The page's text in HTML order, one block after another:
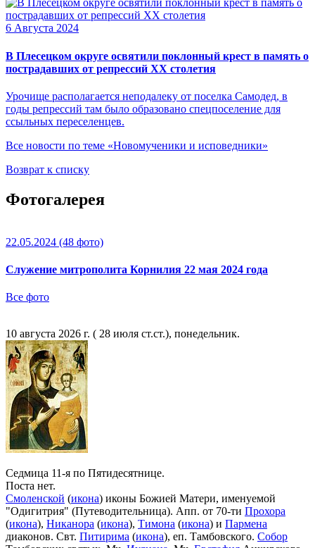
6 Августа 2024
В Плесецком округе освятили поклонный крест в память о
пострадавших от репрессий XX столетия
Урочище располагается неподалеку от поселка Самодед, в
годы репрессий там было образовано спецпоселение для
ссыльных переселенцев.
Все новости по теме «Новомученики и исповедники»
Возврат к списку
Фотогалерея
22.05.2024 (48 фото)
Служение митрополита Корнилия 22 мая 2024 года
Все фото
10 августа 2026 г. ( 28 июля ст.ст.), понедельник.
Седмица 11-я по Пятидесятнице.
Поста нет.
Смоленской (икона) иконы Божией Матери, именуемой
"Одигитрия" (Путеводительница). Апп. от 70-ти Прохора
(икона), Никанора (икона), Тимона (икона) и Пармена
диаконов. Свт. Питирима (икона), еп. Тамбовского. Собор